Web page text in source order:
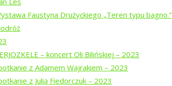
Faustyna Drużyckiego „Teren typu bagno.”
– koncert Oli Bilińskiej – 2023
z Adamem Wajrakiem – 2023
z Julią Fiedorczuk – 2023
na Rzecz Dialogu „Tropinka”